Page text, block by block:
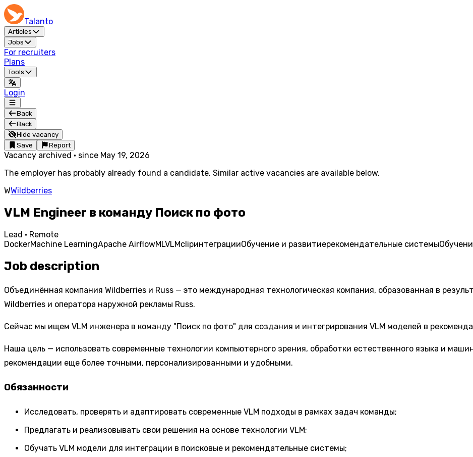
Talanto
Articles
Jobs
For recruiters
Plans
Tools
Login
Back
Back
Hide vacancy
Save
Report
Vacancy archived · since May 19, 2026
The employer has probably already found a candidate. Similar active vacancies are available below.
WWildberries
VLM Engineer в команду Поиск по фото
Lead · Remote
DockerMachine LearningApache AirflowMLVLMclipинтеграцииОбучение и развитиерекомендательные системы
Job description
Объединённая компания Wildberries и Russ — это международная технологическая компания, образованная в
Wildberries и оператора наружной рекламы Russ.
Сейчас мы ищем VLM инженера в команду "Поиск по фото" для создания и интегрирования VLM моделей в
Наша цель — использовать современные технологии компьютерного зрения, обработки естественного языка и
рекомендации еще более точными, персонализированными и удобными.
Обязанности
Исследовать, проверять и адаптировать современные VLM подходы в рамках задач команды;
Предлагать и реализовывать свои решения на основе технологии VLM;
Обучать VLM модели для интеграции в поисковые и рекомендательные системы;